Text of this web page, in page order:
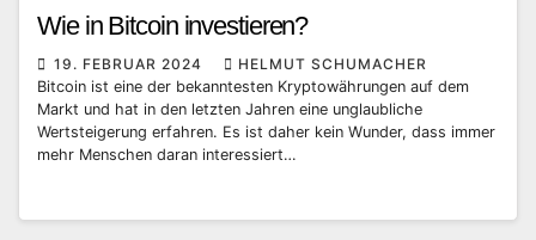
Wie in Bitcoin investieren?
19. FEBRUAR 2024
HELMUT SCHUMACHER
Bitcoin ist eine der bekanntesten Kryptowährungen auf dem
Markt und hat in den letzten Jahren eine unglaubliche
Wertsteigerung erfahren. Es ist daher kein Wunder, dass immer
mehr Menschen daran interessiert…